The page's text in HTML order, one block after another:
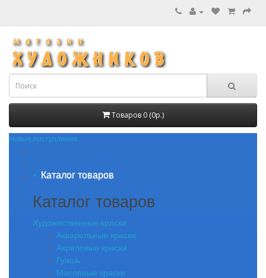
Товаров 0 (0р.)
Новые поступления
+- Каталог товаров
Каталог товаров
Художественные краски
Акварельные краски
Акриловые краски
Гуашь
Масляные краски